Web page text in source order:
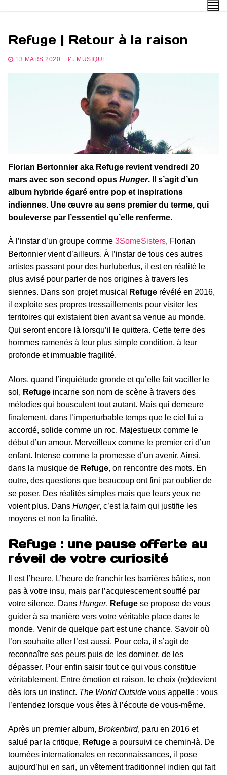
Refuge | Retour à la raison
13 MARS 2020 MUSIQUE
Florian Bertonnier aka Refuge revient vendredi 20
mars avec son second opus Hunger. Il s’agit d’un
album hybride égaré entre pop et inspirations
indiennes. Une œuvre au sens premier du terme, qui
bouleverse par l’essentiel qu’elle renferme.
À l’instar d’un groupe comme 3SomeSisters, Florian
Bertonnier vient d’ailleurs. À l’instar de tous ces autres
artistes passant pour des hurluberlus, il est en réalité le
plus avisé pour parler de nos origines à travers les
siennes. Dans son projet musical
Refuge révélé en 2016,
il exploite ses propres tressaillements pour visiter les
territoires qui existaient bien avant sa venue au monde.
Qui seront encore là lorsqu’il le quittera. Cette terre des
hommes ramenés à leur plus simple condition, à leur
profonde et immuable fragilité.
Alors, quand l’inquiétude gronde et qu’elle fait vaciller le
sol, Refuge incarne son nom de scène à travers des
mélodies qui bousculent tout autant. Mais qui demeure
finalement, dans l’imperturbable temps que le ciel lui a
accordé, solide comme un roc. Majestueux comme le
début d’un amour. Merveilleux comme le premier cri d’un
enfant. Intense comme la promesse d’un avenir. Ainsi,
dans la musique de Refuge, on rencontre des mots. En
outre, des questions que beaucoup ont fini par oublier de
se poser. Des réalités simples mais que leurs yeux ne
voient plus. Dans Hunger, c’est la faim qui justifie les
moyens et non la finalité.
Refuge : une pause offerte au
réveil de votre curiosité
Il est l’heure. L’heure de franchir les barrières bâties, non
pas à votre insu, mais par l’acquiescement soufflé par
votre silence. Dans Hunger, Refuge se propose de vous
guider à sa manière vers votre véritable place dans le
monde. Venir de quelque part est une chance. Savoir où
l’on souhaite aller l’est aussi. Pour cela, il s’agit de
reconnaître ses peurs puis de les dominer, de les
dépasser. Pour enfin saisir tout ce qui vous constitue
véritablement. Entre émotion et raison, le choix (re)devient
dès lors un instinct. The World Outside vous appelle : vous
l’entendez lorsque vous êtes à l’écoute de vous-même.
Après un premier album, Brokenbird, paru en 2016 et
salué par la critique, Refuge a poursuivi ce chemin-là. De
tournées internationales en reconnaissances, il pose
aujourd’hui en sari, un vêtement traditionnel indien qui fait